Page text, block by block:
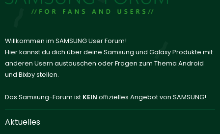
Willkommen im SAMSUNG User Forum!
Hier kannst du dich über deine Samsung und Galaxy Produkte mit
anderen Usern austauschen oder Fragen zum Thema Android
und Bixby stellen.
Das Samsung-Forum ist KEIN offizielles Angebot von SAMSUNG!
Aktuelles